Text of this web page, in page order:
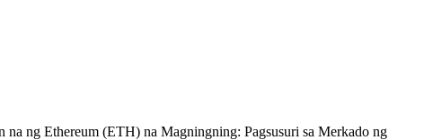
ng Ethereum (ETH) na Magningning: Pagsusuri sa Merkado ng